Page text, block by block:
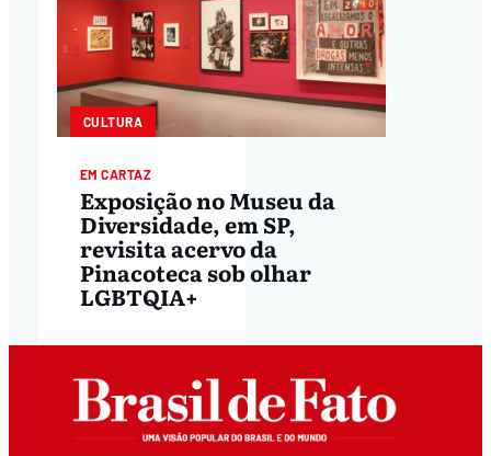
CULTURA
EM CARTAZ
Exposição no Museu da
Diversidade, em SP,
revisita acervo da
Pinacoteca sob olhar
LGBTQIA+